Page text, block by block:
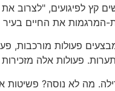
קץ לפיגועים,
את החיים בעיר
פעולות מורכבות,
פעולות אלה
מה לא נוסה? פשיטות